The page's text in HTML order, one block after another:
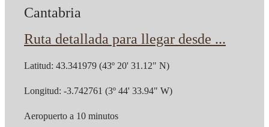
Cantabria
Ruta detallada para llegar desde ...
Latitud: 43.341979 (43º 20' 31.12" N)
Longitud: -3.742761 (3º 44' 33.94" W)
Aeropuerto a 10 minutos